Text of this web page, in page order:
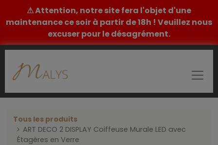
⚠ Attention, notre site fera l'objet d'une
maintenance ce soir à partir de 18h ! Veuillez nous
excuser pour le désagrément.
Tous les produits
ART DECO 2 DISPLAY Coiffeuse Murale LED avec
Étagères en Verre